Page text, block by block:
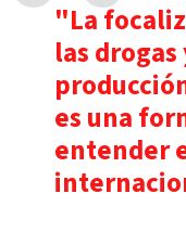
"La
las
es una
entender